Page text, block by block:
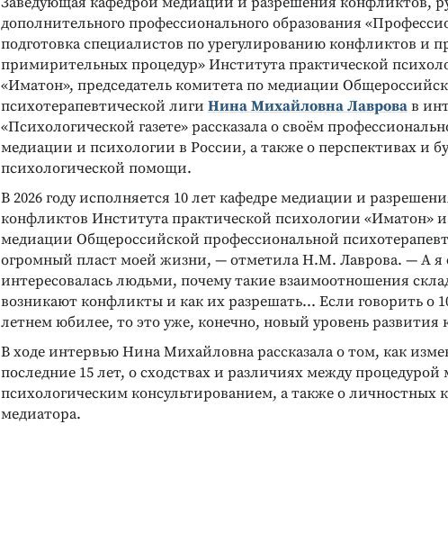
дополнительного профессионального образования
подготовка специалистов по урегулированию конфликтов и
примирительных процедур» Института практической
«Иматон», председатель комитета по медиации
психотерапевтической лиги Нина Михайловна Лавровав
«Психологической газете» рассказала о своём
медиации и психологии в России, а также о перспективах и
психологической помощи.
В 2026 году исполняется 10 лет кафедре медиации и
конфликтов Института практической психологии «Иматон»
медиации Общероссийской профессиональной
огромный пласт моей жизни, — отметила Н.М. Лаврова. — А я
интересовалась людьми, почему такие взаимоотношения
возникают конфликты и как их разрешать... Если говорить о
летнем юбилее, то это уже, конечно, новый уровень развития
В ходе интервью Нина Михайловна рассказала о том, как
последние 15 лет, о сходствах и различиях между
психологическим консультированием, а также о личностных
медиатора.